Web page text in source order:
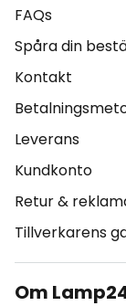
FAQs
Spåra din
Kontakt
Leverans
Kundkonto
Retur &
Tillverkarens
Om